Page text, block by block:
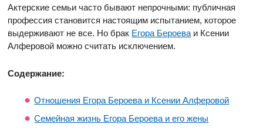
Актерские семьи часто бывают непрочными: публичная
профессия становится настоящим испытанием, которое
выдерживают не все. Но брак Егора Бероева и Ксении
Алферовой можно считать исключением.
Содержание:
Отношения Егора Бероева и Ксении Алферовой
Семейная жизнь Егора Бероева и его жены